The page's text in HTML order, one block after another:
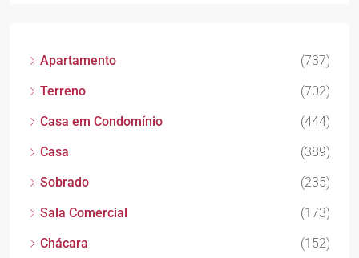
Apartamento
(737)
Terreno
(702)
Casa em Condomínio
(444)
Casa
(389)
Sobrado
(235)
Sala Comercial
(173)
Chácara
(152)